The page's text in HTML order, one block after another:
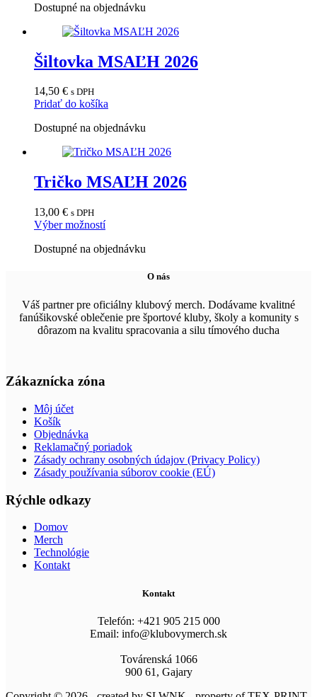
má
variantov.
si
môžete
stránke
produktu.
Dostupné na objednávku
Šiltovka MSAĽH 2026
14,50 € s DPH
Pridať do košíka
Dostupné na objednávku
Tričko MSAĽH 2026
13,00 € s DPH
Výber možnostíTento
má
variantov.
si
môžete
vybrať
Dostupné na objednávku
O nás
Váš partner pre oficiálny klubový merch. Dodávame kvalitné
fanúšikovské oblečenie pre športové kluby, školy a komunity s
dôrazom na kvalitu spracovania a silu tímového ducha
Zákaznícka zóna
Môj účet
Košík
Objednávka
Reklamačný poriadok
Zásady ochrany osobných údajov (Privacy Policy)
Zásady používania súborov cookie (EÚ)
Rýchle odkazy
Domov
Merch
Technológie
Kontakt
Kontakt
Telefón: +421 905 215 000
Email: info@klubovymerch.sk
Továrenská 1066
900 61, Gajary